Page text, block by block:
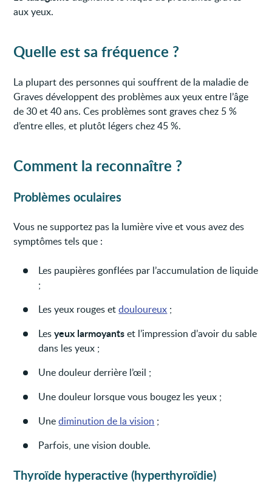
aux yeux.
Quelle est sa fréquence ?
La plupart des personnes qui souffrent de la maladie de
Graves développent des problèmes aux yeux entre l’âge
de 30 et 40 ans. Ces problèmes sont graves chez 5 %
d’entre elles, et plutôt légers chez 45 %.
Comment la reconnaître ?
Problèmes oculaires
Vous ne supportez pas la lumière vive et vous avez des
symptômes tels que :
Les paupières gonflées par l’accumulation de liquide
;
Les yeux rouges etdouloureux ;
Lesyeux larmoyantset l’impression d’avoir du sable
dans les yeux ;
Une douleur derrière l’œil ;
Une douleur lorsque vous bougez les yeux ;
Unediminution de la vision ;
Parfois, une vision double.
Thyroïde hyperactive (hyperthyroïdie)